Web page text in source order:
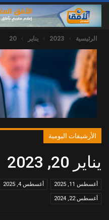
الرئيسية 2023 يناير 20
الأرشيفات اليومية
يناير 20, 2023
أغسطس 11, 2025 أغسطس 4, 2025
أغسطس 22, 2024